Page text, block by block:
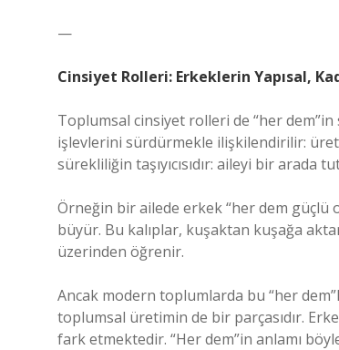
—
Cinsiyet Rolleri: Erkeklerin Yapısal,
Toplumsal cinsiyet rolleri de “her
işlevlerini sürdürmekle ilişkilendirilir:
sürekliliğin taşıyıcısıdır: aileyi bir arada
Örneğin bir ailede erkek “her dem güçlü
büyür. Bu kalıplar, kuşaktan kuşağa
üzerinden öğrenir.
Ancak modern toplumlarda bu “her
toplumsal üretimin de bir parçasıdır.
fark etmektedir. “Her dem”in anlamı